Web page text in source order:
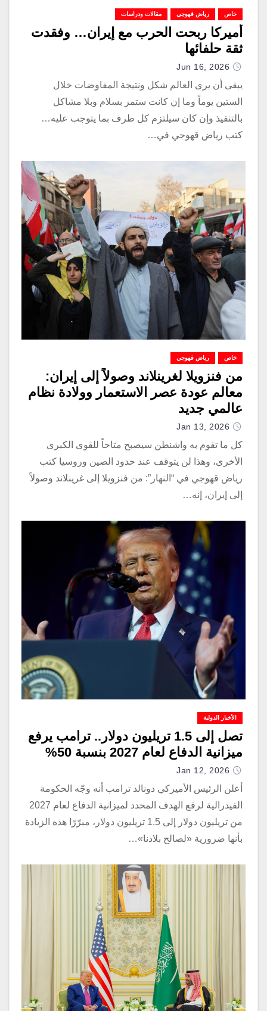
خاص رياض قهوجي مقالات ودراسات
أميركا ربحت الحرب مع إيران… وفقدت
ثقة حلفائها
Jun 16, 2026
يبقى أن يرى العالم شكل ونتيجة المفاوضات خلال
الستين يوماً وما إن كانت ستمر بسلام وبلا مشاكل
بالتنفيذ وإن كان سيلتزم كل طرف بما يتوجب عليه…
كتب رياض قهوجي في…
خاص رياض قهوجي
من فنزويلا لغرينلاند وصولاً إلى إيران:
معالم عودة عصر الاستعمار وولادة نظام
عالمي جديد
Jan 13, 2026
كل ما تقوم به واشنطن سيصبح متاحاً للقوى الكبرى
الأخرى، وهذا لن يتوقف عند حدود الصين وروسيا كتب
رياض قهوجي في “النهار”: من فنزويلا إلى غرينلاند وصولاً
إلى إيران، إنه…
الأخبار الدولية
تصل إلى 1.5 تريليون دولار.. ترامب يرفع
ميزانية الدفاع لعام 2027 بنسبة 50%
Jan 12, 2026
أعلن الرئيس الأميركي دونالد ترامب أنه وجّه الحكومة
الفيدرالية لرفع الهدف المحدد لميزانية الدفاع لعام 2027
من تريليون دولار إلى 1.5 تريليون دولار، مبرّرًا هذه الزيادة
بأنها ضرورية «لصالح بلادنا»…